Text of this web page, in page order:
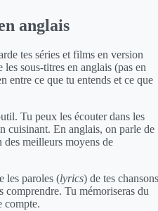
anglais
tes séries et films en version
sous-titres en anglais (pas en
entre ce que tu entends et ce que
Tu peux les écouter dans les
cuisinant. En anglais, on parle de
meilleurs moyens de
les paroles (lyrics) de tes chansons
comprendre. Tu mémoriseras du
compte.